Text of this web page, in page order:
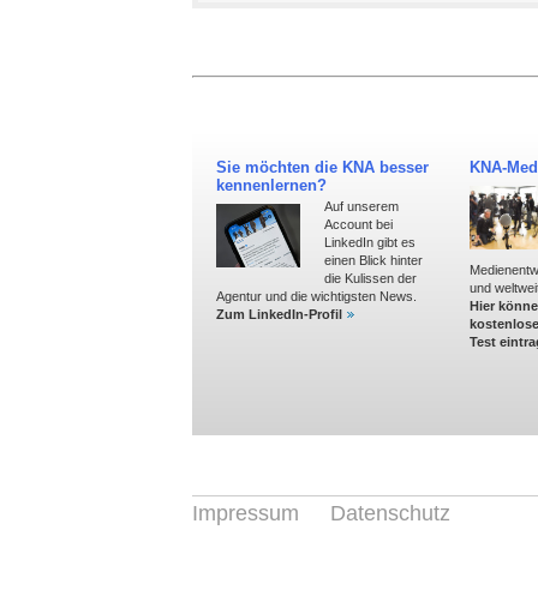
Sie möchten die KNA besser
kennenlernen?
Auf unserem
Account bei
LinkedIn gibt es
einen Blick hinter
die Kulissen der
Agentur und die wichtigsten News.
Zum LinkedIn-Profil
KNA-
und
Hier
Test
Impressum Datenschutz